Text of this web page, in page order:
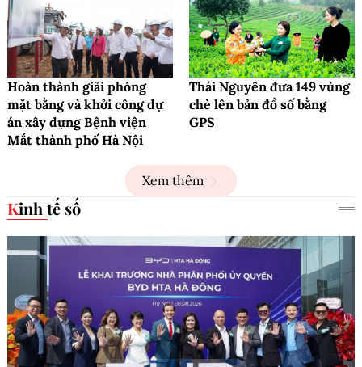
Hoàn thành giải phóng
mặt bằng và khởi công dự
án xây dựng Bệnh viện
Mắt thành phố Hà Nội
Thái Nguyên đưa 149 vùng
chè lên bản đồ số bằng
GPS
Xem thêm
Kinh tế số